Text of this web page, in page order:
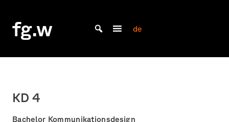
content
fg.w
Bachelor Kommunikationsdesign und Master Design & Information studieren
de
KD 4
Bachelor Kommunikationsdesign